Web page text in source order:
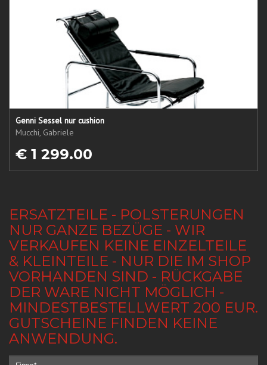
Genni Sessel nur cushion
Mucchi, Gabriele
€ 1 299.00
ERSATZTEILE - POLSTERUNGEN
NUR GANZE BEZÜGE - WIR
VERKAUFEN KEINE EINZELTEILE
& KLEINTEILE - NUR DIE IM SHOP
VORHANDEN SIND - RÜCKGABE
DER WARE NICHT MÖGLICH -
MINDESTBESTELLWERT 200 EUR.
GUTSCHEINE FINDEN KEINE
ANWENDUNG.